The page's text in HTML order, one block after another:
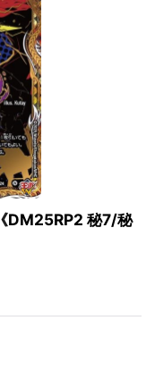
DM25RP2 秘7/秘